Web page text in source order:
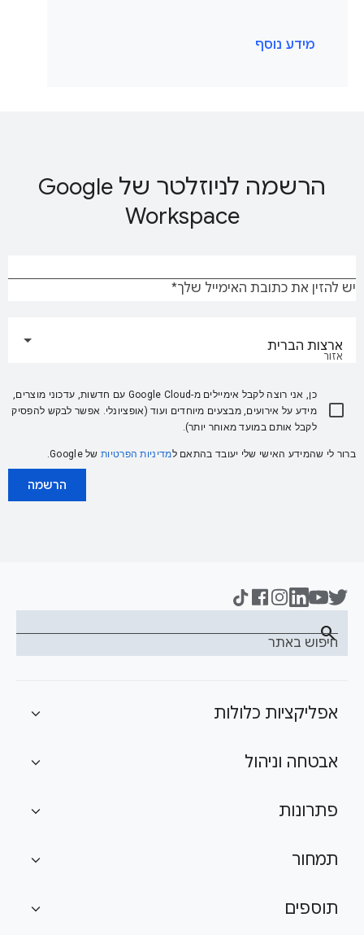
מידע נוסף
הרשמה לניוזלטר של Google
Workspace
יש להזין את כתובת האימייל שלך
אזור
ארצות הברית
כן, אני רוצה לקבל אימיילים מ-Google Cloud עם חדשות, עדכוני מוצרים,
מידע על אירועים, מבצעים מיוחדים ועוד (אופציונלי. אפשר לבקש להפסיק
לקבל אותם במועד מאוחר יותר).
ברור לי שהמידע האישי שלי יעובד בהתאם למדיניות הפרטיותשל Google.
הרשמה
חיפוש באתר
search
אפליקציות כלולות expand_more
אבטחה וניהול expand_more
פתרונות expand_more
תמחור expand_more
תוספים expand_more